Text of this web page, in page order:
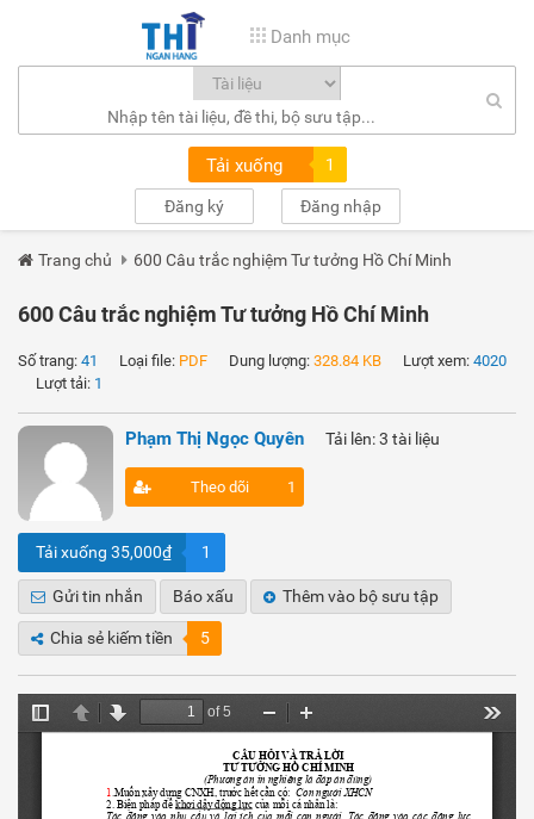
Danh mục
Tải xuống 1
Đăng ký Đăng nhập
Trang chủ 600 Câu trắc nghiệm Tư tưởng Hồ Chí Minh
600 Câu trắc nghiệm Tư tưởng Hồ Chí Minh
Số trang: 41 Loại file: PDF Dung lượng: 328.84 KB Lượt xem: 4020
Lượt tải: 1
Phạm Thị Ngọc Quyên Tải lên: 3 tài liệu
Theo dõi 1
Tải xuống 35,000₫ 1
Gửi tin nhắn Báo xấu Thêm vào bộ sưu tập
Chia sẻ kiếm tiền 5